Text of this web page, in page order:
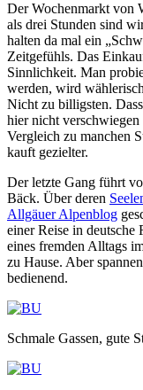
Der Wochenmarkt von
als drei Stunden sind
halten da mal ein
Zeitgefühls. Das
Sinnlichkeit. Man
werden, wird
Nicht zu billigsten.
hier nicht
Vergleich zu manchen
kauft gezielter.
Der letzte Gang führt
Bäck. Über deren
Allgäuer Alpenblog
einer Reise in deutsche
eines fremden Alltags
zu Hause. Aber
bedienend.
Schmale Gassen, gute